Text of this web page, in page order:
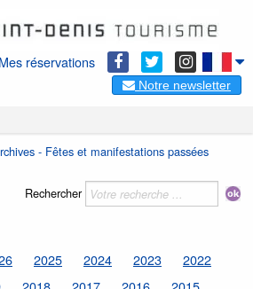
Mes réservations
Notre newsletter
- Fêtes et manifestations passées
Rechercher
2025 2024 2023
2022